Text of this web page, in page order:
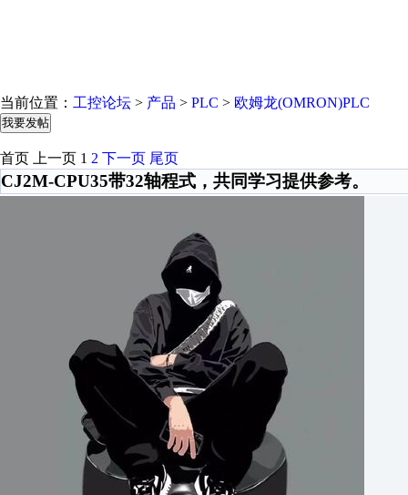
当前位置： 工控论坛 > 产品 > PLC > 欧姆龙(OMRON)PLC
我要发帖
首页 上一页 1 2 下一页 尾页
CJ2M-CPU35带32轴程式，共同学习提供参考。